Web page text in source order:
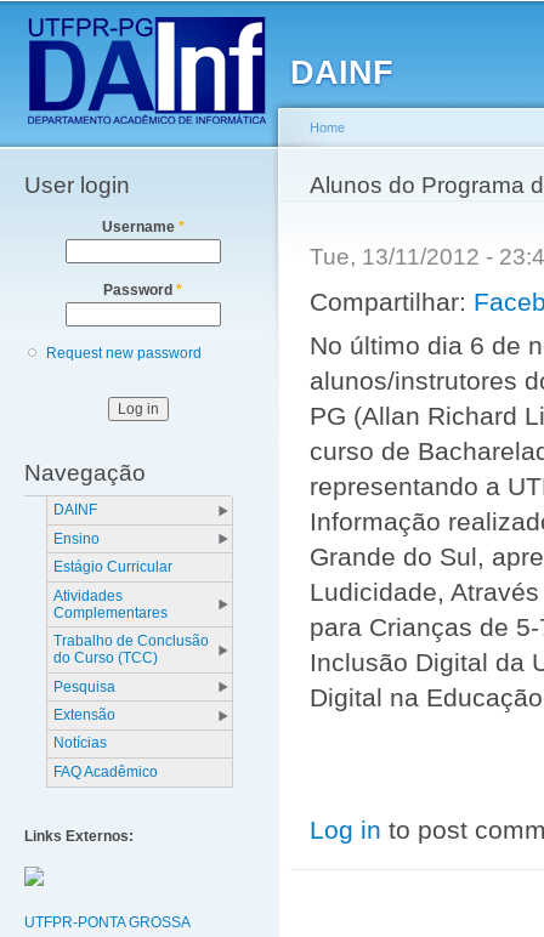
DAINF
Main menu
User login
Username *
Password *
Request new password
Navegação
DAINF
Ensino
Estágio Curricular
Atividades
Complementares
Trabalho de Conclusão
do Curso (TCC)
Pesquisa
Extensão
Notícias
FAQ Acadêmico
Links Externos:
UTFPR-PONTA GROSSA
You are here
Home
Alunos do Programa
Tue, 13/11/2012 -
Compartilhar:
No último dia 6 de
alunos/instrutores
PG (Allan Richard
curso de
representando a
Informação
Grande do Sul,
Ludicidade,
para Crianças de
Inclusão Digital da
Digital na
Log in to post